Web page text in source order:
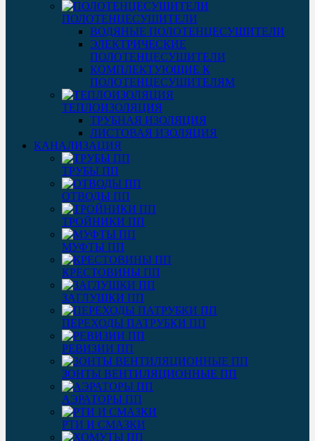
ПОЛОТЕНЦЕСУШИТЕЛИ
ВОДЯНЫЕ ПОЛОТЕНЦЕСУШИТЕЛИ
ЭЛЕКТРИЧЕСКИЕ
ПОЛОТЕНЦЕСУШИТЕЛИ
КОМПЛЕКТУЮЩИЕ К
ПОЛОТЕНЦЕСУШИТЕЛЯМ
ТЕПЛОИЗОЛЯЦИЯ
ТРУБНАЯ ИЗОЛЯЦИЯ
ЛИСТОВАЯ ИЗОЛЯЦИЯ
КАНАЛИЗАЦИЯ
ТРУБЫ ПП
ОТВОДЫ ПП
ТРОЙНИКИ ПП
МУФТЫ ПП
КРЕСТОВИНЫ ПП
ЗАГЛУШКИ ПП
ПЕРЕХОДЫ ПАТРУБКИ ПП
РЕВИЗИИ ПП
ЗОНТЫ ВЕНТИЛЯЦИОННЫЕ ПП
АЭРАТОРЫ ПП
РТИ И СМАЗКИ